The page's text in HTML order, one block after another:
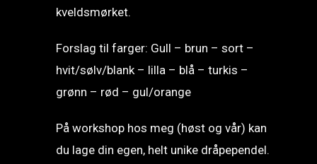
kveldsmørket.
Forslag til farger: Gull – brun – sort –
hvit/sølv/blank – lilla – blå – turkis –
grønn – rød – gul/orange
På workshop hos meg (høst og vår) kan
du lage din egen, helt unike dråpependel.